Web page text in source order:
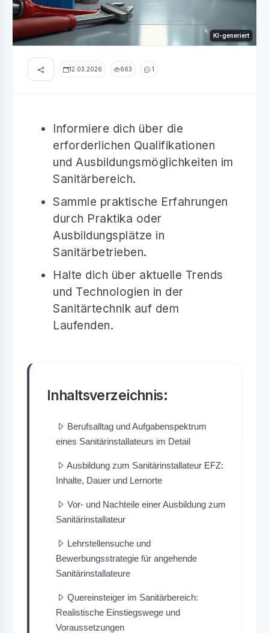
KI-generiert
12.03.2026 663 1
Informiere dich über die
erforderlichen Qualifikationen
und Ausbildungsmöglichkeiten im
Sanitärbereich.
Sammle praktische Erfahrungen
durch Praktika oder
Ausbildungsplätze in
Sanitärbetrieben.
Halte dich über aktuelle Trends
und Technologien in der
Sanitärtechnik auf dem
Laufenden.
Inhaltsverzeichnis:
Berufsalltag und Aufgabenspektrum
eines Sanitärinstallateurs im Detail
Ausbildung zum Sanitärinstallateur EFZ:
Inhalte, Dauer und Lernorte
Vor- und Nachteile einer Ausbildung zum
Sanitärinstallateur
Lehrstellensuche und
Bewerbungsstrategie für angehende
Sanitärinstallateure
Quereinsteiger im Sanitärbereich:
Realistische Einstiegswege und
Voraussetzungen